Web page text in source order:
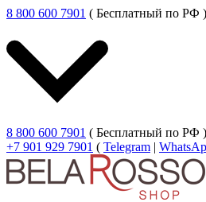
8 800 600 7901 ( Бесплатный по РФ )
8 800 600 7901 ( Бесплатный по РФ )
+7 901 929 7901 ( Telegram |